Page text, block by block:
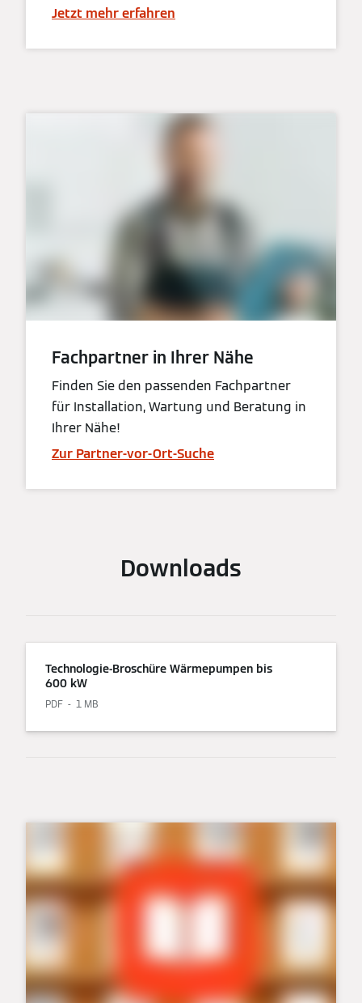
Jetzt mehr erfahren
Fachpartner in Ihrer Nähe
Finden Sie den passenden Fachpartner
für Installation, Wartung und Beratung in
Ihrer Nähe!
Zur Partner-vor-Ort-Suche
Downloads
Technologie-Broschüre Wärmepumpen bis
600 kW
PDF 1 MB